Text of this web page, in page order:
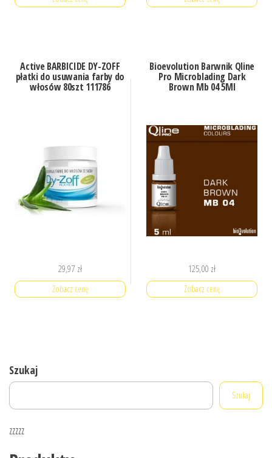
Active BARBICIDE DY-ZOFF
płatki do usuwania farby do
włosów 80szt 111786
29,97 zł
Zobacz cenę
Bioevolution Barwnik Qline
Pro Microblading Dark
Brown Mb 04 5Ml
125,00 zł
Zobacz cenę
Szukaj
Szukaj
zzzzz